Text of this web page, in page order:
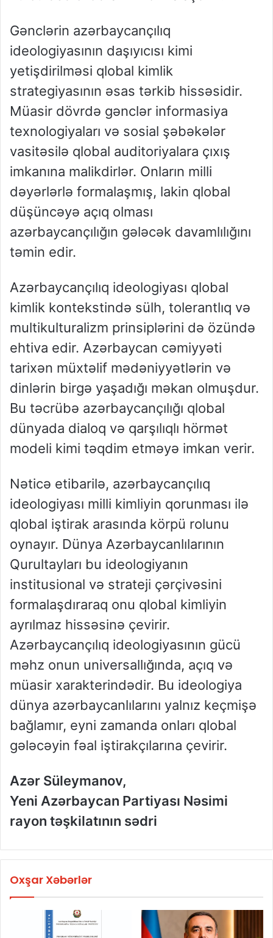
Gənclərin azərbaycançılıq
ideologiyasının daşıyıcısı kimi
yetişdirilməsi qlobal kimlik
strategiyasının əsas tərkib hissəsidir.
Müasir dövrdə gənclər informasiya
texnologiyaları və sosial şəbəkələr
vasitəsilə qlobal auditoriyalara çıxış
imkanına malikdirlər. Onların milli
dəyərlərlə formalaşmış, lakin qlobal
düşüncəyə açıq olması
azərbaycançılığın gələcək davamlılığını
təmin edir.
Azərbaycançılıq ideologiyası qlobal
kimlik kontekstində sülh, tolerantlıq və
multikulturalizm prinsiplərini də özündə
ehtiva edir. Azərbaycan cəmiyyəti
tarixən müxtəlif mədəniyyətlərin və
dinlərin birgə yaşadığı məkan olmuşdur.
Bu təcrübə azərbaycançılığı qlobal
dünyada dialoq və qarşılıqlı hörmət
modeli kimi təqdim etməyə imkan verir.
Nəticə etibarilə, azərbaycançılıq
ideologiyası milli kimliyin qorunması ilə
qlobal iştirak arasında körpü rolunu
oynayır. Dünya Azərbaycanlılarının
Qurultayları bu ideologiyanın
institusional və strateji çərçivəsini
formalaşdıraraq onu qlobal kimliyin
ayrılmaz hissəsinə çevirir.
Azərbaycançılıq ideologiyasının gücü
məhz onun universallığında, açıq və
müasir xarakterindədir. Bu ideologiya
dünya azərbaycanlılarını yalnız keçmişə
bağlamır, eyni zamanda onları qlobal
gələcəyin fəal iştirakçılarına çevirir.
Azər Süleymanov,
Yeni Azərbaycan Partiyası Nəsimi
rayon təşkilatının sədri
Oxşar Xəbərlər